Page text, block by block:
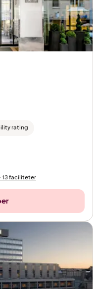
rating
13 faciliteter